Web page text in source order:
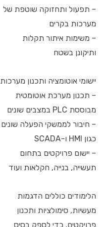
– תפעול ותחזוקה שוטפת של
מערכות בקרים
– משימות איתור תקלות
ותיקונן בשטח
יישומי אוטומציה ותכנון מערכות
– תכנון מערכת אוטומטית
מבוססת PLC במצבים שונים
– חיבור לממשקי הפעלה שונים
כגון HMI ו-SCADA
– יישום פרויקטים בתחום
תעשייה, בנייה, חקלאות ועוד
הלימודים כוללים הדגמות
מעשיות, סימולציות ותכנון
פרויקטים, כדי לספק בסיס